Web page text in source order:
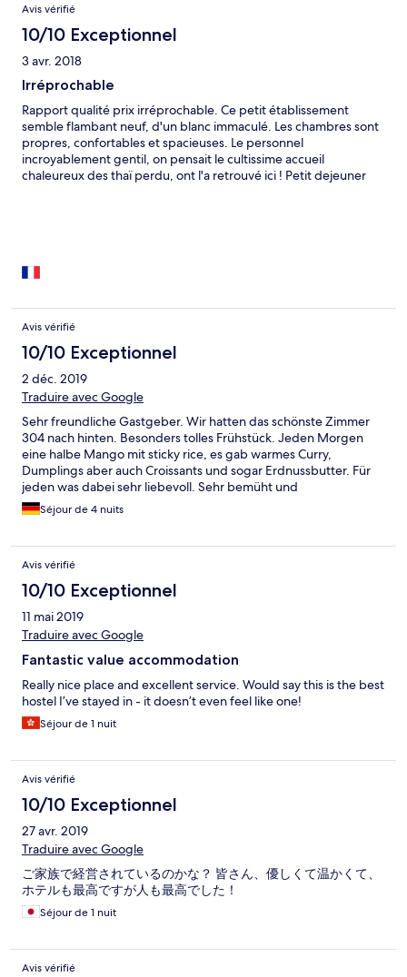
Avis vérifié
10/10 Exceptionnel
3 avr. 2018
Irréprochable
Rapport qualité prix irréprochable. Ce petit établissement
semble flambant neuf, d'un blanc immaculé. Les chambres sont
propres, confortables et spacieuses. Le personnel
incroyablement gentil, on pensait le cultissime accueil
chaleureux des thaï perdu, ont l'a retrouvé ici ! Petit dejeuner
Avis vérifié
10/10 Exceptionnel
2 déc. 2019
Traduire avec Google
Sehr freundliche Gastgeber. Wir hatten das schönste Zimmer
304 nach hinten. Besonders tolles Frühstück. Jeden Morgen
eine halbe Mango mit sticky rice, es gab warmes Curry,
Dumplings aber auch Croissants und sogar Erdnussbutter. Für
jeden was dabei sehr liebevoll. Sehr bemüht und
zuvorkommend. Nur 10 Zimmer. Einfach rundum perfekt.
Séjour de 4 nuits
Avis vérifié
10/10 Exceptionnel
11 mai 2019
Traduire avec Google
Fantastic value accommodation
Really nice place and excellent service. Would say this is the best
hostel I’ve stayed in - it doesn’t even feel like one!
Séjour de 1 nuit
Avis vérifié
10/10 Exceptionnel
27 avr. 2019
Traduire avec Google
ご家族で経営されているのかな？ 皆さん、優しくて温かくて、
ホテルも最高ですが人も最高でした！
Séjour de 1 nuit
Avis vérifié